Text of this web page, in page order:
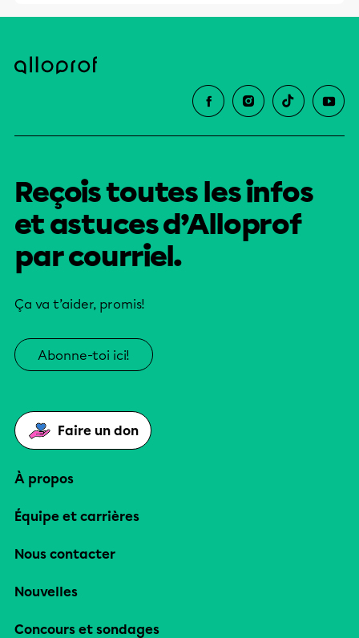
Reçois toutes les infos
et astuces d’Alloprof
par courriel.
Ça va t’aider, promis!
Abonne-toi ici!
Faire un don
À propos
Équipe et carrières
Nous contacter
Nouvelles
Concours et sondages